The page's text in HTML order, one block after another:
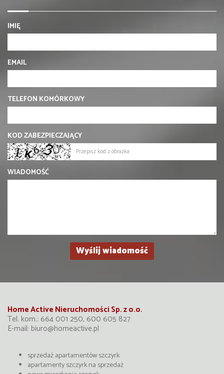
IMIĘ
EMAIL
TELEFON KOMÓRKOWY
KOD ZABEZPIECZAJĄCY
WIADOMOŚĆ
Home Active Nieruchomości Sp. z o.o.
Tel. kom.: 664 001 250, 600 605 827
E-mail: biuro@homeactive.pl
sprzedaż apartamentów szczyrk
apartamenty szczyrk na sprzedaż